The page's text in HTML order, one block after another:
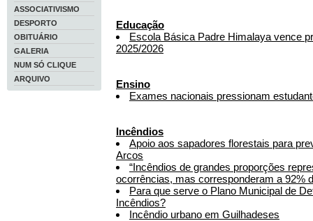
ASSOCIATIVISMO
DESPORTO
OBITUÁRIO
GALERIA
NUM SÓ CLIQUE
ARQUIVO
Educação
Escola Básica Padre Himalaya vence
2025/2026
Ensino
Exames nacionais pressionam
Incêndios
Apoio aos sapadores florestais para
Arcos
“Incêndios de grandes proporções
ocorrências, mas corresponderam a 92%
Para que serve o Plano Municipal de
Incêndios?
Incêndio urbano em Guilhadeses